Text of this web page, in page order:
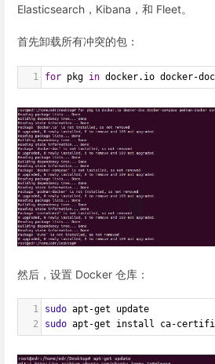
Elasticsearch，Kibana，和 Fleet。
首先卸载所有冲突的包：
1 for pkg in docker.io docker-
然后，设置 Docker 仓库：
1 sudo apt-get update
2
sudo apt-get install ca-